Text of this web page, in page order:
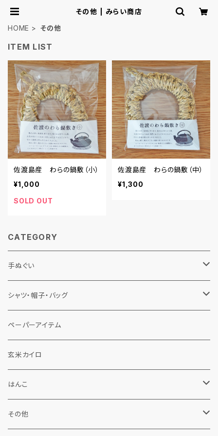
その他 | みらい商店
HOME
その他
ITEM LIST
佐渡島産 わらの鍋敷（小）
¥1,000
SOLD OUT
佐渡島産 わらの鍋敷（中）
¥1,300
CATEGORY
手ぬぐい
佐渡手ぬぐい
春夏秋冬
フレブル手ぬぐい
その他
シャツ・帽子・バッグ
手ぬぐい鯉口シャツ
くらげ帽子
くらげ帽子
チューリップハット
バッグ
ペーパーアイテム
玄米カイロ
はんこ
佐渡はんこ
その他